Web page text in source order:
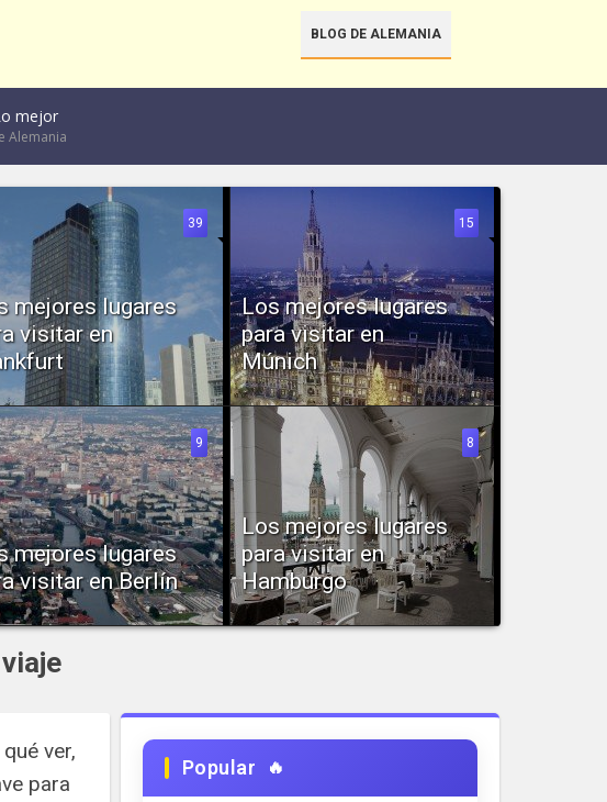
BLOG DE ALEMANIA
mejor
Alemania
mejores lugares
visitar en
es conocida como la
de acceso a Europa y la...
39
Los mejores lugares
para visitar en
Múnich
Múnich es considerada una de
las ciudades más famosas de
Alemania. Por...
15
mejores lugares
visitar en Berlín
ciudad de Berlín existe
cantidad de sitios turísticos
9
Los mejores lugares
para visitar en
Hamburgo
La ciudad de Hamburgo es un
destino interesante para conocer,
8
qué ver,
para
Popular